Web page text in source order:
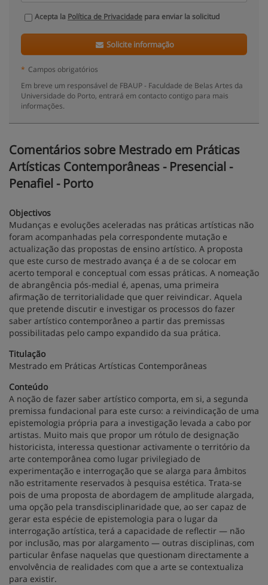
Acepta la Política de Privacidade para enviar la solicitud
Solicite informação
* Campos obrigatórios
Em breve um responsável de FBAUP - Faculdade de Belas Artes da
Universidade do Porto, entrará em contacto contigo para mais
informações.
Comentários sobre Mestrado em Práticas
Artísticas Contemporâneas - Presencial -
Penafiel - Porto
Objectivos
Mudanças e evoluções aceleradas nas práticas artísticas não
foram acompanhadas pela correspondente mutação e
actualização das propostas de ensino artístico. A proposta
que este curso de mestrado avança é a de se colocar em
acerto temporal e conceptual com essas práticas. A nomeação
de abrangência pós-medial é, apenas, uma primeira
afirmação de territorialidade que quer reivindicar. Aquela
que pretende discutir e investigar os processos do fazer
saber artístico contemporâneo a partir das premissas
possibilitadas pelo campo expandido da sua prática.
Titulação
Mestrado em Práticas Artísticas Contemporâneas
Conteúdo
A noção de fazer saber artístico comporta, em si, a segunda
premissa fundacional para este curso: a reivindicação de uma
epistemologia própria para a investigação levada a cabo por
artistas. Muito mais que propor um rótulo de designação
historicista, interessa questionar activamente o território da
arte contemporânea como lugar privilegiado de
experimentação e interrogação que se alarga para âmbitos
não estritamente reservados à pesquisa estética. Trata-se
pois de uma proposta de abordagem de amplitude alargada,
uma opção pela transdisciplinaridade que, ao ser capaz de
gerar esta espécie de epistemologia para o lugar da
interrogação artística, terá a capacidade de reflectir — não
por inclusão, mas por alargamento — outras disciplinas, com
particular ênfase naquelas que questionam directamente a
envolvência de realidades com que a arte se contextualiza
para existir.